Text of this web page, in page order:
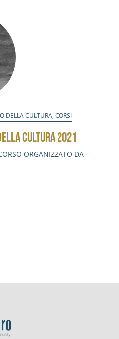
DELLA CULTURA, CORSI
CULTURA 2021
ORGANIZZATO DA